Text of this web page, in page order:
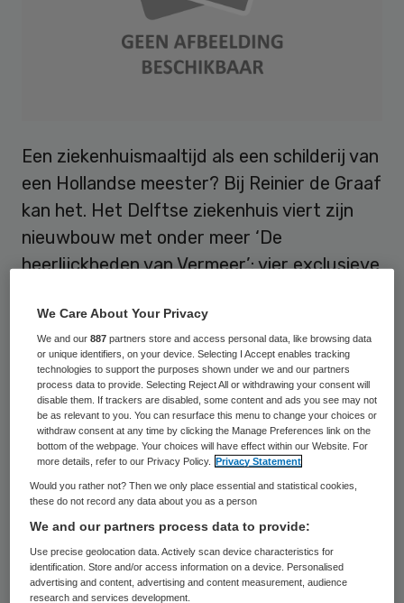
Een ziekenhuismaaltijd als een schilderij van
een Hollandse meester? Bij Reinier de Graaf
kan het. Het Delftse ziekenhuis viert zijn
nieuwbouw met onder meer ‘De
heerlijckheden van Vermeer’: vier exclusieve
werken van de Delftse schilder Johannes
Vermeer.
Een ziekenhuismaaltijd als een schilderij van
een Hollandse meester? Bij Reinier de Graaf
kan het. Het Delftse ziekenhuis viert zijn
nieuwbouw met onder meer‘De
heerlijckheden van Vermeer’: vier
exclusieve maaltijden, geïnspireerd op
beroemde werken van de Delftse schilder
Johannes Vermeer. De culinaire creaties
We Care About Your Privacy
We and our887 partners store and access personal data, like browsing data
or unique identifiers, on your device. Selecting I Accept enables tracking
technologies to support the purposes shown under we and our partners
process data to provide. Selecting Reject All or withdrawing your consent will
disable them. If trackers are disabled, some content and ads you see may not
be as relevant to you. You can resurface this menu to change your choices or
withdraw consent at any time by clicking the Manage Preferences link on the
bottom of the webpage. Your choices will have effect within our Website. For
more details, refer to our Privacy Policy.
Privacy Statement
Would you rather not? Then we only place essential and statistical cookies,
these do not record any data about you as a person
We and our partners process data to provide:
Use precise geolocation data. Actively scan device characteristics for
identification. Store and/or access information on a device. Personalised
advertising and content, advertising and content measurement, audience
research and services development.